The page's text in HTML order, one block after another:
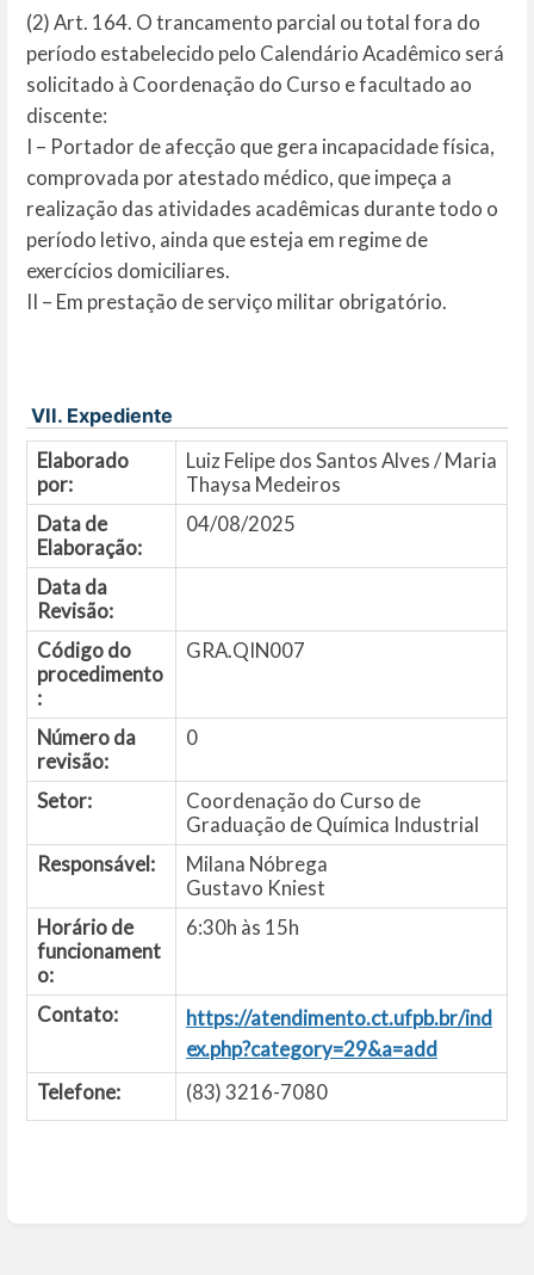
(2) Art. 164. O trancamento parcial ou total fora do
período estabelecido pelo Calendário Acadêmico será
solicitado à Coordenação do Curso e facultado ao
discente:
I – Portador de afecção que gera incapacidade física,
comprovada por atestado médico, que impeça a
realização das atividades acadêmicas durante todo o
período letivo, ainda que esteja em regime de
exercícios domiciliares.
II – Em prestação de serviço militar obrigatório.
VII. Expediente
Elaborado
por:
Luiz Felipe dos Santos Alves / Maria
Thaysa Medeiros
Data de
Elaboração:
04/08/2025
Data da
Revisão:
Código do
procedimento
:
GRA.QIN007
Número da
revisão:
0
Setor:
Coordenação do Curso de
Graduação de Química Industrial
Responsável:
Milana Nóbrega
Gustavo Kniest
Horário de
funcionament
o:
6:30h às 15h
Contato:
https://atendimento.ct.ufpb.br/ind
ex.php?category=29&a=add
Telefone:
(83) 3216-7080